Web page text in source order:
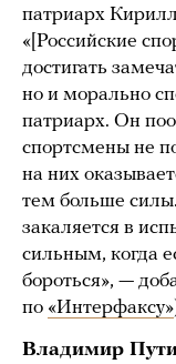
патриарх
«[Российские
достигать
но и морально
патриарх. Он
спортсмены не
на них
тем больше
закаляется в
сильным, когда
бороться», —
по «Интерфаксу»
Владимир